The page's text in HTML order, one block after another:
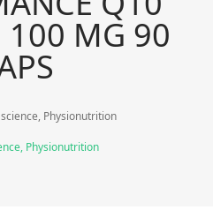
100 MG 90
Physionutrition
Physionutrition